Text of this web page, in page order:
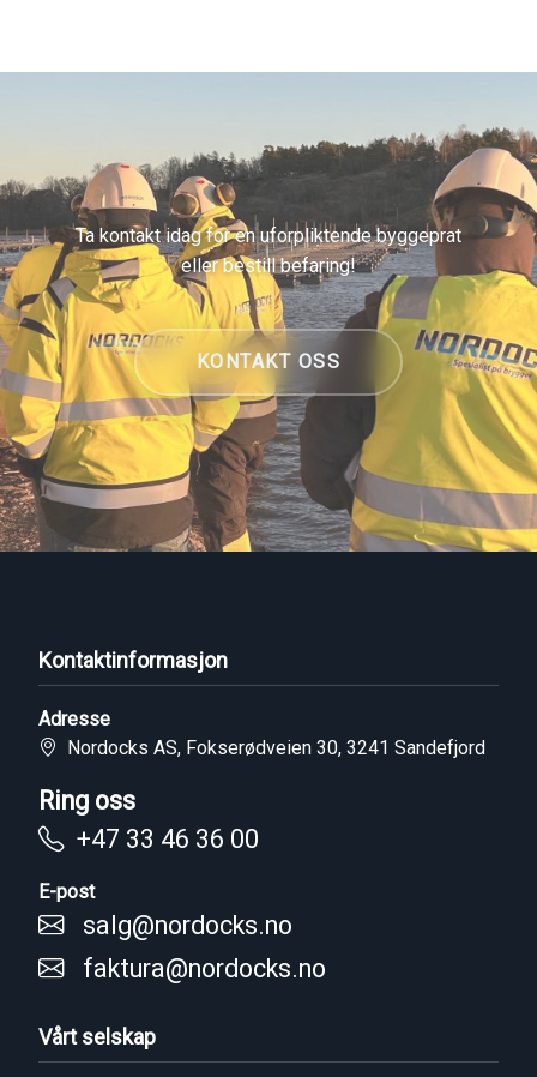
Ta kontakt idag for en uforpliktende byggeprat
eller bestill befaring!
KONTAKT OSS
Kontaktinformasjon
Adresse
Nordocks AS, Fokserødveien 30, 3241 Sandefjord
Ring oss
+47 33 46 36 00
E-post
salg@nordocks.no
faktura@nordocks.no
Vårt selskap